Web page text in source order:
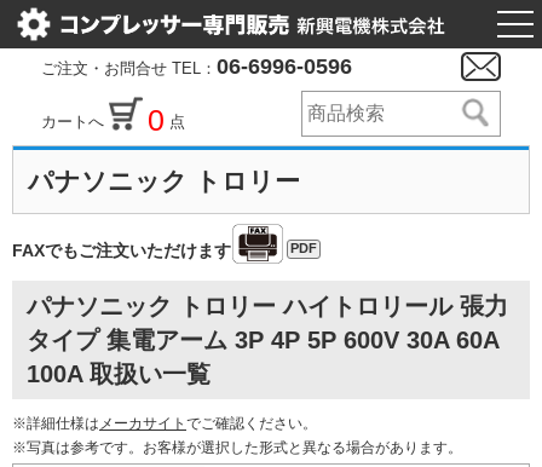
ご注文・お問合せ TEL： 06-6996-0596
カートへ 0 点
パナソニック トロリー
FAXでもご注文いただけます PDF
パナソニック トロリー ハイトロリール 張力
タイプ 集電アーム 3P 4P 5P 600V 30A 60A
100A 取扱い一覧
※詳細仕様は メーカサイト でご確認ください。
※写真は参考です。お客様が選択した形式と異なる場合があります。